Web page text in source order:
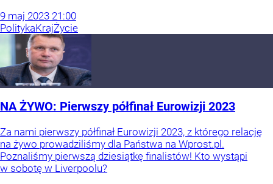
9 maj 2023 21:00
PolitykaKrajŻycie
NA ŻYWO: Pierwszy półfinał Eurowizji 2023
Za nami pierwszy półfinał Eurowizji 2023, z którego relację
na żywo prowadziliśmy dla Państwa na Wprost.pl.
Poznaliśmy pierwszą dziesiątkę finalistów! Kto wystąpi
w sobotę w Liverpoolu?